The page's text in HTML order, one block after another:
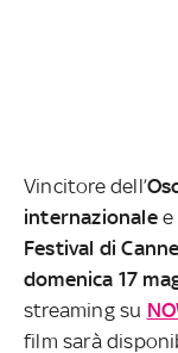
Vincitore dell’
internazionale
Festival di
domenica 17
streaming su
film sarà